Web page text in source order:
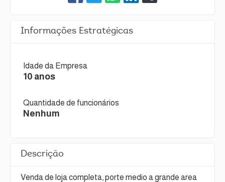
Informações Estratégicas
Idade da Empresa
10 anos
Quantidade de funcionários
Nenhum
Descrição
Venda de loja completa, porte medio a grande area